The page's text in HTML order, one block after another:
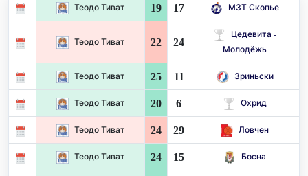
Теодо Тиват 19 17 МЗТ Скопье
Теодо Тиват 22 24
Цедевита -
Молодёжь
Теодо Тиват 25 11 Зриньски
Теодо Тиват 20 6 Охрид
Теодо Тиват 24 29 Ловчен
Теодо Тиват 24 15 Босна